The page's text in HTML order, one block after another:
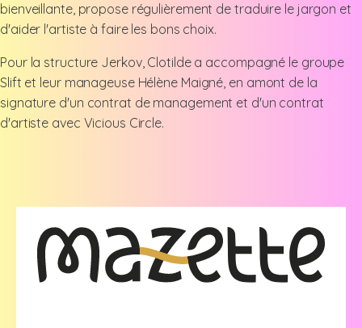
bienveillante, propose régulièrement de traduire le jargon et
d'aider l'artiste à faire les bons choix.
Pour la structure Jerkov, Clotilde a accompagné le groupe
Slift et leur manageuse Hélène Maigné, en amont de la
signature d'un contrat de management et d'un contrat
d'artiste avec Vicious Circle.